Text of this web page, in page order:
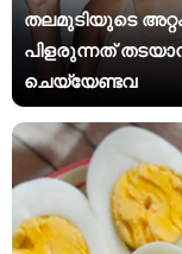
തലമുടിയുടെ
പിളരുന്നത്
ചെയ്യേണ്ടവ